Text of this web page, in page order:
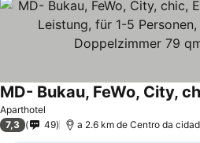
Aparthotel
7,3 49 a 2.6 km de Centro da